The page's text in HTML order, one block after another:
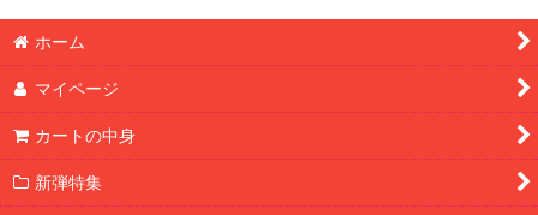
ホーム
マイページ
カートの中身
新弾特集